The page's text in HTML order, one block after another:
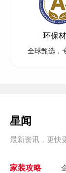
环保
全球甄选，
星闻
最新资讯，更快
家装攻略